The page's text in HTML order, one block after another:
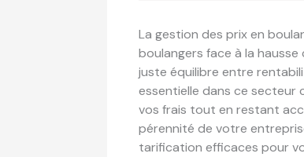
La gestion des prix en
boulangers face à la
juste équilibre entre
essentielle dans ce
vos frais tout en restant
pérennité de votre
tarification efficaces pour